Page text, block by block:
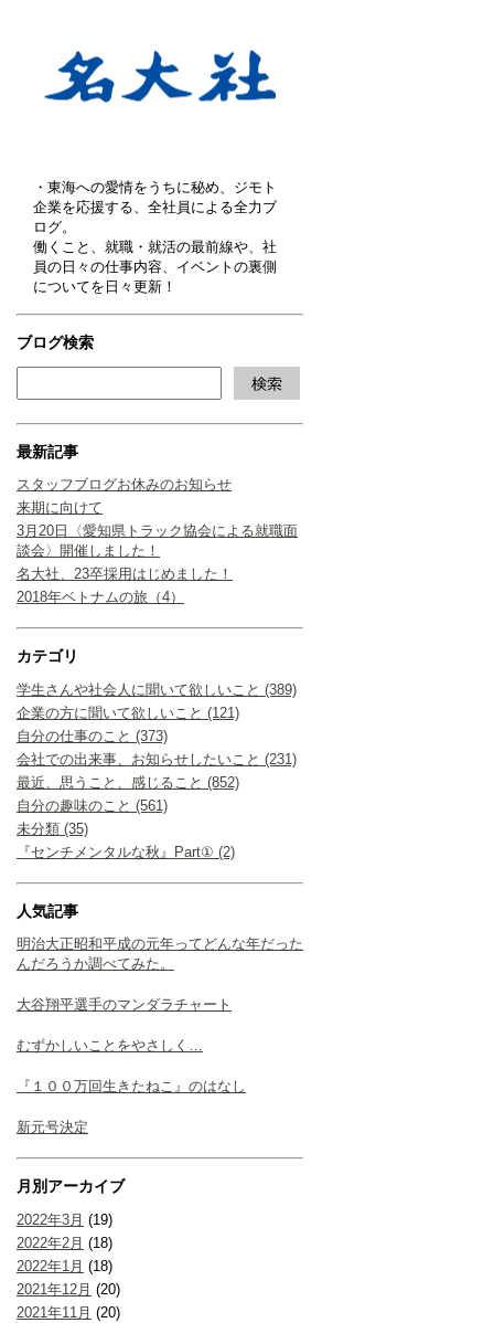
・東海への愛情をうちに秘め、ジモト
企業を応援する、全社員による全力ブ
ログ。
働くこと、就職・就活の最前線や、社
員の日々の仕事内容、イベントの裏側
についてを日々更新！
ブログ検索
最新記事
スタッフブログお休みのお知らせ
来期に向けて
3月20日〈愛知県トラック協会による就職面
談会〉開催しました！
名大社、23卒採用はじめました！
2018年ベトナムの旅（4）
カテゴリ
学生さんや社会人に聞いて欲しいこと (389)
企業の方に聞いて欲しいこと (121)
自分の仕事のこと (373)
会社での出来事、お知らせしたいこと (231)
最近、思うこと、感じること (852)
自分の趣味のこと (561)
未分類 (35)
『センチメンタルな秋』Part① (2)
人気記事
明治大正昭和平成の元年ってどんな年だった
んだろうか調べてみた。
大谷翔平選手のマンダラチャート
むずかしいことをやさしく…
『１００万回生きたねこ』のはなし
新元号決定
月別アーカイブ
2022年3月 (19)
2022年2月 (18)
2022年1月 (18)
2021年12月 (20)
2021年11月 (20)